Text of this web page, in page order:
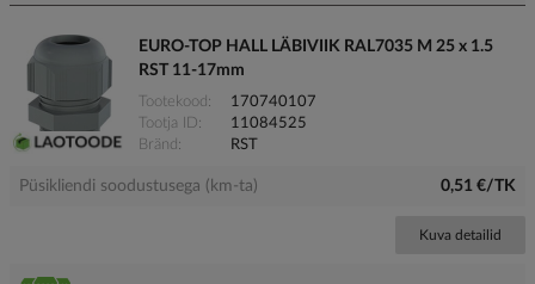
EURO-TOP HALL LÄBIVIIK RAL7035 M 25 x 1.5
RST 11-17mm
Tootekood
170740107
Tootja ID
11084525
Bränd
RST
Püsikliendi soodustusega (km-ta) 0,51 €/TK
Kuva detailid